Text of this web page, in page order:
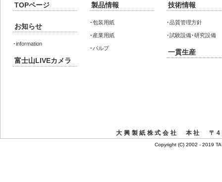
TOPページ
お知らせ
･information
富士山LIVEカメラ
製品情報
･包装用紙
･ 産業用紙
･ パルプ
技術情報
･品質管理方針
･試験設備･研究設備
一貫生産
大興製紙株式会社 本社 〒
Copyright (C) 2002 - 2019